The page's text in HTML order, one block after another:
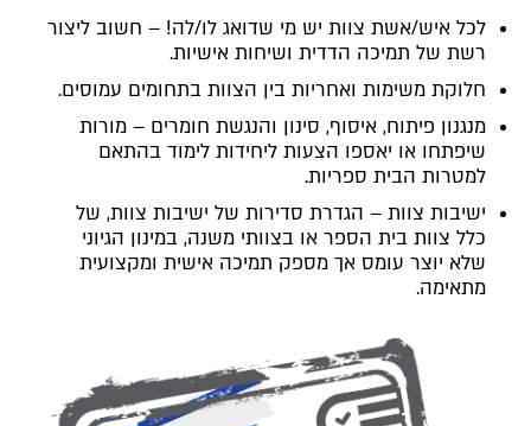
לכל איש/אשת צוות יש מי שדואג לו/לה! – חשוב ליצור
רשת של תמיכה הדדית ושיחות אישיות.
חלוקת משימות ואחריות בין הצוות בתחומים עמוסים.
מנגנון פיתוח, איסוף, סינון והנגשת חומרים – מורות
שיפתחו או יאספו הצעות ליחידות לימוד בהתאם
למטרות הבית ספריות.
ישיבות צוות – הגדרת סדירות של ישיבות צוות, של
כלל צוות בית הספר או בצוותי משנה, במינון הגיוני
שלא יוצר עומס אך מספק תמיכה אישית ומקצועית
מתאימה.